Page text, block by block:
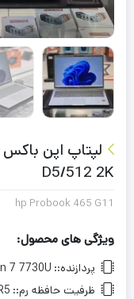
D5/512 2K
hp Probook 465 G11
ویژگی های محصول:
پردازنده:: 7 7730U
ظرفیت حافظه رم::